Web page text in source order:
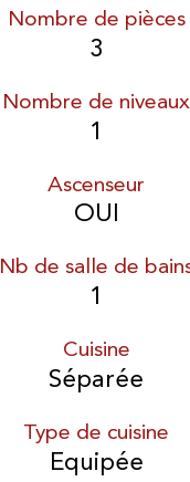
Nombre de pièces
3
Nombre de niveaux
1
Ascenseur
OUI
Nb de salle de
1
Cuisine
Séparée
Type de cuisine
Equipée